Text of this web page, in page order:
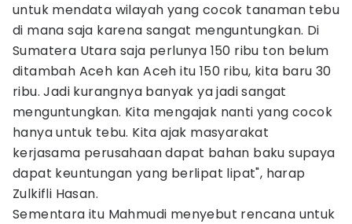
untuk mendata wilayah yang cocok tanaman tebu
di mana saja karena sangat menguntungkan. Di
Sumatera Utara saja perlunya 150 ribu ton belum
ditambah Aceh kan Aceh itu 150 ribu, kita baru 30
ribu. Jadi kurangnya banyak ya jadi sangat
menguntungkan. Kita mengajak nanti yang cocok
hanya untuk tebu. Kita ajak masyarakat
kerjasama perusahaan dapat bahan baku supaya
dapat keuntungan yang berlipat lipat", harap
Zulkifli Hasan.
Sementara itu Mahmudi menyebut rencana untuk